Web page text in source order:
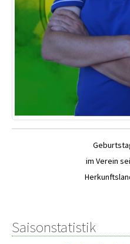
im Verein
Saisonstatistik